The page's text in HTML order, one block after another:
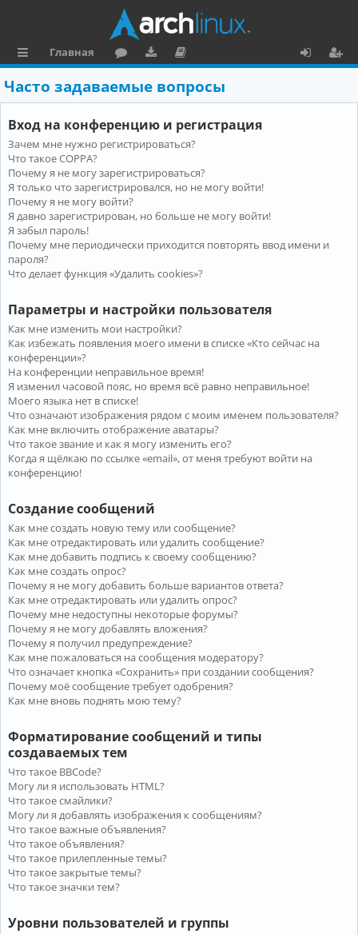
ы
л
к
и
Главная
ру
м
ру
зк
и
ку
м
е
н
та
ц
и
я
о
и
Часто задаваемые вопросы
Вход на конференцию и регистрация
Зачем мне нужно регистрироваться?
Что такое COPPA?
Почему я не могу зарегистрироваться?
Я только что зарегистрировался, но не могу войти!
Почему я не могу войти?
Я давно зарегистрирован, но больше не могу войти!
Я забыл пароль!
Почему мне периодически приходится повторять ввод имени и
пароля?
Что делает функция «Удалить cookies»?
Параметры и настройки пользователя
Как мне изменить мои настройки?
Как избежать появления моего имени в списке «Кто сейчас на
конференции»?
На конференции неправильное время!
Я изменил часовой пояс, но время всё равно неправильное!
Моего языка нет в списке!
Что означают изображения рядом с моим именем пользователя?
Как мне включить отображение аватары?
Что такое звание и как я могу изменить его?
Когда я щёлкаю по ссылке «email», от меня требуют войти на
конференцию!
Создание сообщений
Как мне создать новую тему или сообщение?
Как мне отредактировать или удалить сообщение?
Как мне добавить подпись к своему сообщению?
Как мне создать опрос?
Почему я не могу добавить больше вариантов ответа?
Как мне отредактировать или удалить опрос?
Почему мне недоступны некоторые форумы?
Почему я не могу добавлять вложения?
Почему я получил предупреждение?
Как мне пожаловаться на сообщения модератору?
Что означает кнопка «Сохранить» при создании сообщения?
Почему моё сообщение требует одобрения?
Как мне вновь поднять мою тему?
Форматирование сообщений и типы
создаваемых тем
Что такое BBCode?
Могу ли я использовать HTML?
Что такое смайлики?
Могу ли я добавлять изображения к сообщениям?
Что такое важные объявления?
Что такое объявления?
Что такое прилепленные темы?
Что такое закрытые темы?
Что такое значки тем?
Уровни пользователей и группы